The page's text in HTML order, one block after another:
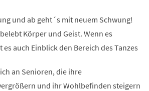
und ab geht´s mit neuem Schwung!
Körper und Geist. Wenn es
auch Einblick den Bereich des Tanzes
an Senioren, die ihre
und ihr Wohlbefinden steigern